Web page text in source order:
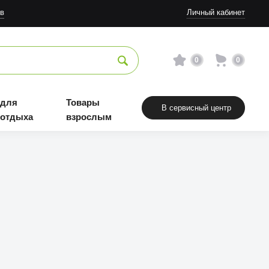
Личный кабинет
0 0
Товары
взрослым
В сервисный центр